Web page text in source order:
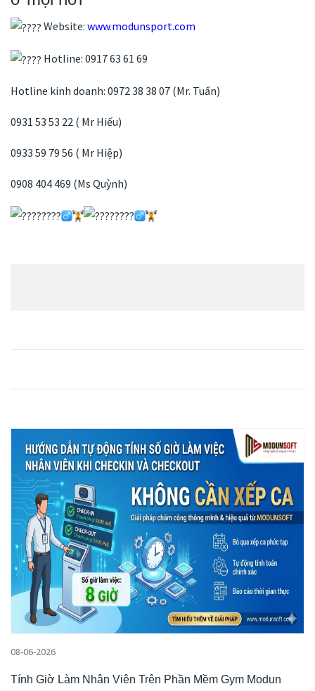
Website: www.modunsport.com
Hotline: 0917 63 61 69
Hotline kinh doanh: 0972 38 38 07 (Mr. Tuấn)
0931 53 53 22 ( Mr Hiếu)
0933 59 79 56 ( Mr Hiệp)
0908 404 469 (Ms Quỳnh)
08-06-2026
Tính Giờ Làm Nhân Viên Trên Phần Mềm Gym Modun